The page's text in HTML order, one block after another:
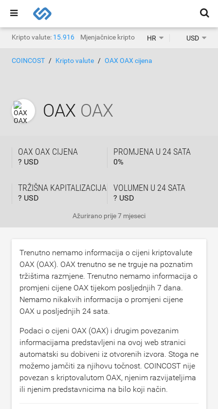
Kripto valute: 15.916 Mjenjačnice kripto valuta: 1.468
HR USD
COINCOST Kripto valute OAX OAX cijena
OAX OAX
OAX OAX CIJENA
? USD
PROMJENA U 24 SATA
0%
TRŽIŠNA KAPITALIZACIJA
? USD
VOLUMEN U 24 SATA
? USD
Ažurirano prije 7 mjeseci
Trenutno nemamo informacija o cijeni kriptovalute
OAX (OAX). OAX trenutno se ne trguje na poznatim
tržištima razmjene. Trenutno nemamo informacija o
promjeni cijene OAX tijekom posljednjih 7 dana.
Nemamo nikakvih informacija o promjeni cijene
OAX u posljednjih 24 sata.
Podaci o cijeni OAX (OAX) i drugim povezanim
informacijama predstavljeni na ovoj web stranici
automatski su dobiveni iz otvorenih izvora. Stoga ne
možemo jamčiti za njihovu točnost. COINCOST nije
povezan s kriptovalutom OAX, njenim razvijateljima
ili njenim predstavnicima na bilo koji način.